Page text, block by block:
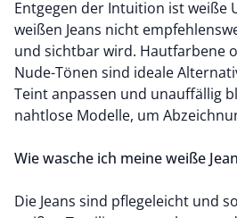
Entgegen der Intuition ist weiße
weißen Jeans nicht
und sichtbar wird. Hautfarbene
Nude-Tönen sind ideale
Teint anpassen und unauffällig
nahtlose Modelle, um
Wie wasche ich meine weiße
Die Jeans sind pflegeleicht und